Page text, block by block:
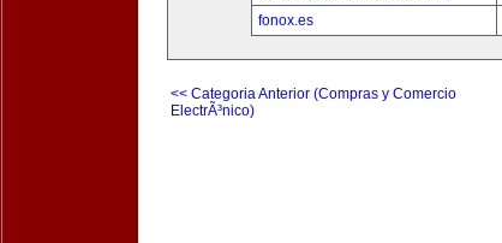
fonox.es
<< Categoria Anterior (Compras y Comercio
ElectrÃ³nico)